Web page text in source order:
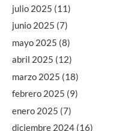
julio 2025 (11)
junio 2025 (7)
mayo 2025 (8)
abril 2025 (12)
marzo 2025 (18)
febrero 2025 (9)
enero 2025 (7)
diciembre 2024 (16)